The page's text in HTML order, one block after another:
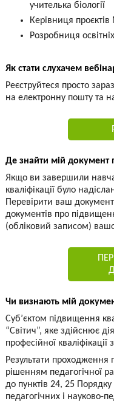
учителька біології
Керівниця
Розробниця
Як стати слухачем
Реєструйтеся просто
на електронну пошту та
Де знайти мій
Якщо ви завершили
кваліфікації було
Перевірити ваш
документів про
(обліковий записом)
Чи визнають мій
Суб’єктом підвищення
“Світич”, яке здійснює
професійної
Результати проходження
рішенням педагогічної
до пунктів 24, 25 Порядку
педагогічних і науково-